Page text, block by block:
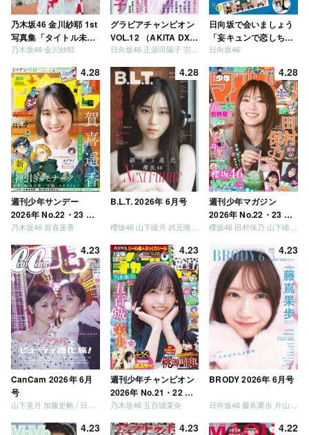
乃木坂46 金川紗耶 1st
写真集「タイトル未
定」
乃木坂46 金川紗耶
グラビアチャンピオン
VOL.12 （AKITA DXシ
リーズ）
日向坂46 正源司陽子 宮地すみれ
日向坂で会いましょう
「妄キュンで恋しちゃ
いましょう」「どっち
う」「ご褒美でロケし
ましょう」「フレンド
リーになりましょう」
「笑って卒業を祝いま
しょう」 [Blu-ray]
日向坂46
4.28
週刊少年サンデー
2026年 No.22・23 合
併号
乃木坂46 賀喜遥香
4.28
B.L.T. 2026年 6月号
櫻坂46 山下瞳月 武元唯衣 / 乃木坂46 海邉朱莉
4.28
週刊少年マガジン
2026年 No.22・23 合
併号
4.23
CanCam 2026年 6月
号
4.23
週刊少年チャンピオン
2026年 No.21・22 合
併号
乃木坂46 五百城茉央
4.23
BRODY 2026年 6月号
4.23 4.23 4.22